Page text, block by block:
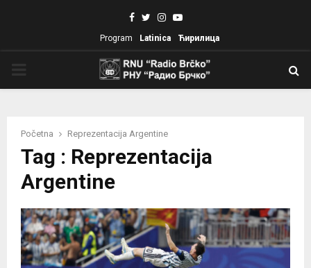
Facebook
TwitterInstagram
Youtube
Program Latinica Ћирилица
Početna Reprezentacija Argentine
Tag : Reprezentacija
Argentine